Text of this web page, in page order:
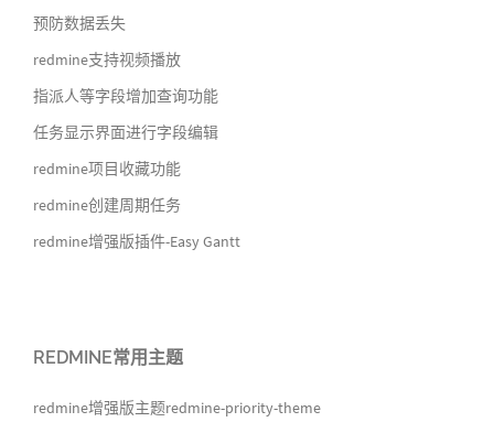
预防数据丢失
redmine支持视频播放
指派人等字段增加查询功能
任务显示界面进行字段编辑
redmine项目收藏功能
redmine创建周期任务
redmine增强版插件-Easy Gantt
REDMINE常用主题
redmine增强版主题redmine-priority-theme